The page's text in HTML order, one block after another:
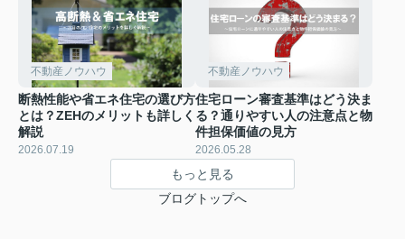
不動産ノウハウ
断熱性能や省エネ住宅の選び方
とは？ZEHのメリットも詳しく
解説
2026.07.19
不動産ノウハウ
住宅ローン審査基準はどう決ま
る？通りやすい人の注意点と物
件担保価値の見方
2026.05.28
もっと見る
ブログトップへ